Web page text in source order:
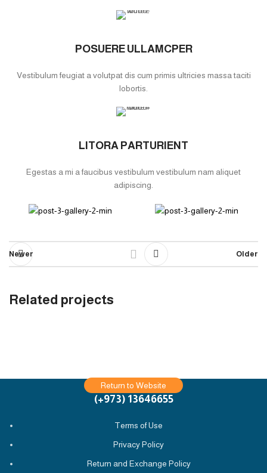
POSUERE ULLAMCPER
Vestibulum feugiat a volutpat dis cum primis ultricies massa taciti
lobortis.
LITORA PARTURIENT
Egestas a mi a faucibus vestibulum vestibulum nam aliquet
adipiscing.
Newer Older
Related projects
Return to Website
13646655 ‬(973+)
Terms of Use
Privacy Policy
Return and Exchange Policy